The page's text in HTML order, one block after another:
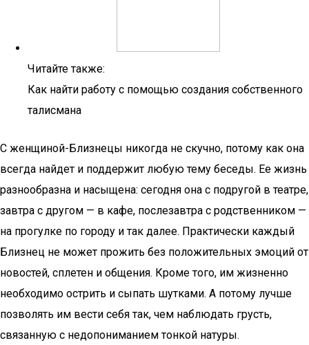
Читайте также:
Как найти работу с помощью создания собственного
талисмана
С женщиной-Близнецы никогда не скучно, потому как она
всегда найдет и поддержит любую тему беседы. Ее жизнь
разнообразна и насыщена: сегодня она с подругой в театре,
завтра с другом — в кафе, послезавтра с родственником —
на прогулке по городу и так далее. Практически каждый
Близнец не может прожить без положительных эмоций от
новостей, сплетен и общения. Кроме того, им жизненно
необходимо острить и сыпать шутками. А потому лучше
позволять им вести себя так, чем наблюдать грусть,
связанную с недопониманием тонкой натуры.